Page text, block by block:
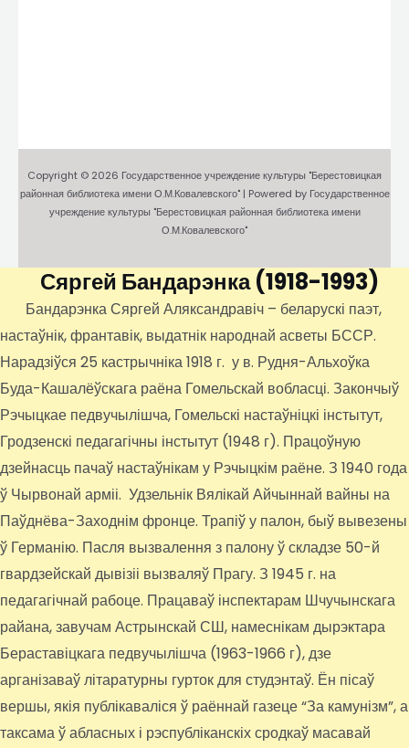
Copyright © 2026 Государственное учреждение культуры "Берестовицкая
районная библиотека имени О.М.Ковалевского" | Powered by Государственное
учреждение культуры "Берестовицкая районная библиотека имени
О.М.Ковалевского"
Сяргей Бандарэнка(1918-1993)
Бандарэнка Сяргей Аляксандравіч – беларускі паэт,
настаўнік, франтавік, выдатнік народнай асветы БССР.
Нарадзіўся 25 кастрычніка 1918 г. у в. Рудня-Альхоўка
Буда-Кашалёўскага раёна Гомельскай вобласці. Закончыў
Рэчыцкае педвучылішча, Гомельскі настаўніцкі інстытут,
Гродзенскі педагагічны інстытут (1948 г). Працоўную
дзейнасць пачаў настаўнікам у Рэчыцкім раёне. З 1940 года
ў Чырвонай арміі. Удзельнік Вялікай Айчыннай вайны на
Паўднёва-Заходнім фронце. Трапіў у палон, быў вывезены
ў Германію. Пасля вызвалення з палону ў складзе 50-й
гвардзейскай дывізіі вызваляў Прагу. З 1945 г. на
педагагічнай рабоце. Працаваў інспектарам Шчучынскага
райана, завучам Астрынскай СШ, намеснікам дырэктара
Бераставіцкага педвучылішча (1963-1966 г), дзе
арганізаваў літаратурны гурток для студэнтаў. Ён пісаў
вершы, якія публікаваліся ў раённай газеце “За камунізм”, а
таксама ў абласных і рэспубліканскіх сродкаў масавай